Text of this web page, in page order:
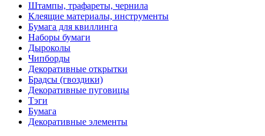
Штампы, трафареты, чернила
Клеящие материалы, инструменты
Бумага для квиллинга
Наборы бумаги
Дыроколы
Чипборды
Декоративные открытки
Брадсы (гвоздики)
Декоративные пуговицы
Тэги
Бумага
Декоративные элементы